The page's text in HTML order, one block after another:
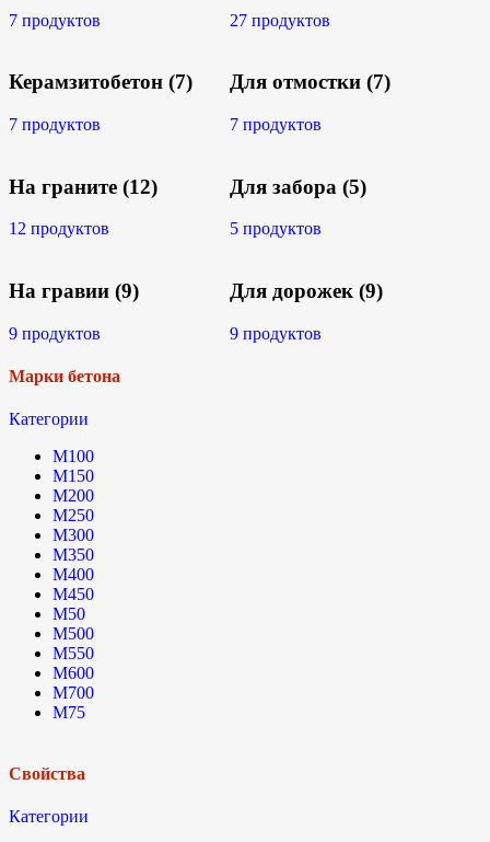
7 продуктов
Керамзитобетон (7)
7 продуктов
На граните (12)
12 продуктов
На гравии (9)
9 продуктов
27 продуктов
Для отмостки (7)
7 продуктов
Для забора (5)
5 продуктов
Для дорожек (9)
9 продуктов
Марки бетона
Категории
М100
М150
М200
М250
М300
М350
М400
М450
М50
М500
М550
М600
М700
М75
Свойства
Категории